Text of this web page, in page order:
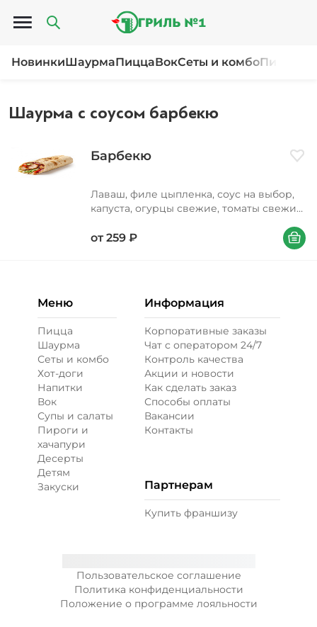
Открыть меню
НовинкиШаурмаПиццаВокСеты и комбоПироги
Шаурма с соусом барбекю
Барбекю
Лаваш, филе цыпленка, соус на выбор,
капуста, огурцы свежие, томаты свежие,
от 259 ₽ В
Пользовательское соглашение
Политика конфиденциальности
Положение о программе лояльности
Меню
Пицца
Шаурма
Сеты и комбо
Хот-доги
Напитки
Вок
Супы и салаты
Пироги и
хачапури
Десерты
Детям
Закуски
Информация
Корпоративные заказы
Чат с оператором 24/7
Контроль качества
Акции и новости
Как сделать заказ
Способы оплаты
Вакансии
Контакты
Партнерам
Купить франшизу